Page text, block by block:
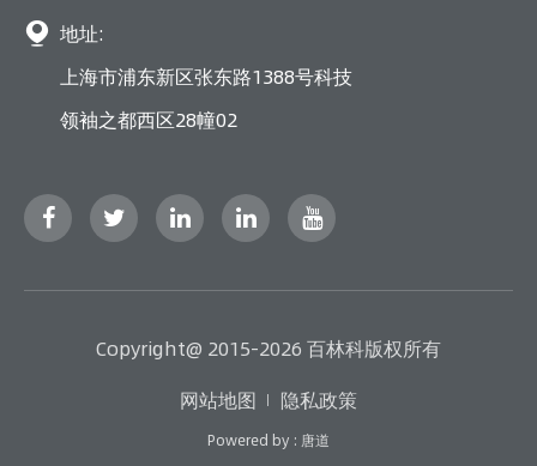
 地址:
上海市浦东新区张东路1388号科技
领袖之都西区28幢02
Copyright@ 2015-2026 百林科版权所有
网站地图
隐私政策
Powered by : 唐道